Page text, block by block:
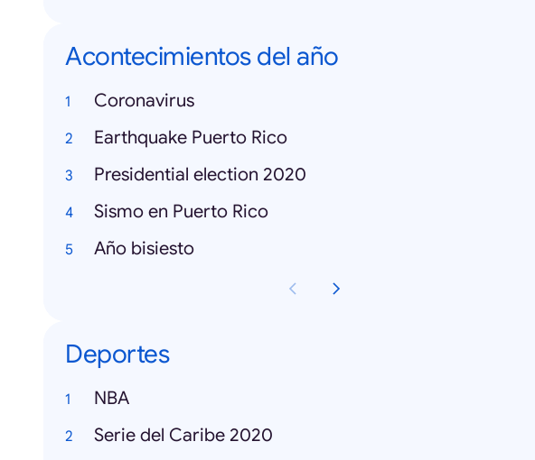
Acontecimientos del año
Coronavirus
Earthquake Puerto Rico
Presidential election 2020
Sismo en Puerto Rico
Año bisiesto
Deportes
NBA
Serie del Caribe 2020